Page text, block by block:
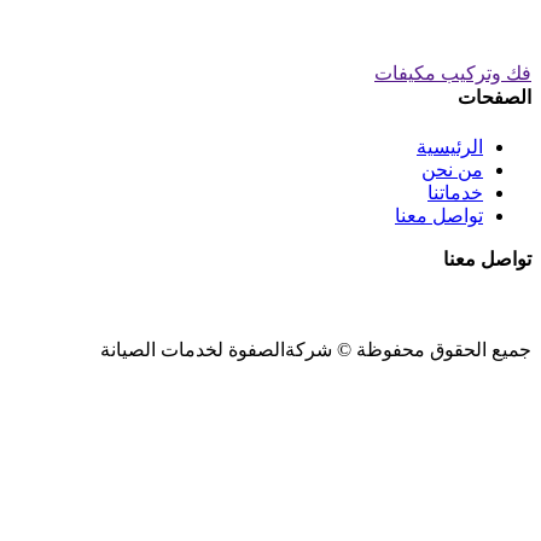
فك وتركيب مكيفات
الصفحات
الرئيسية
من نحن
خدماتنا
تواصل معنا
تواصل معنا
جميع الحقوق محفوظة © شركةالصفوة لخدمات الصيانة